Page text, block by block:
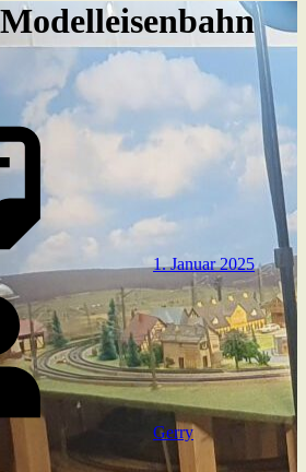
1. Januar 2025
Gerry